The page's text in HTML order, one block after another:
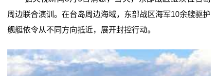
周边联合演训。在台岛周边海域，东部战区海军10余艘驱护
舰艇依令从不同方向抵近，展开封控行动。